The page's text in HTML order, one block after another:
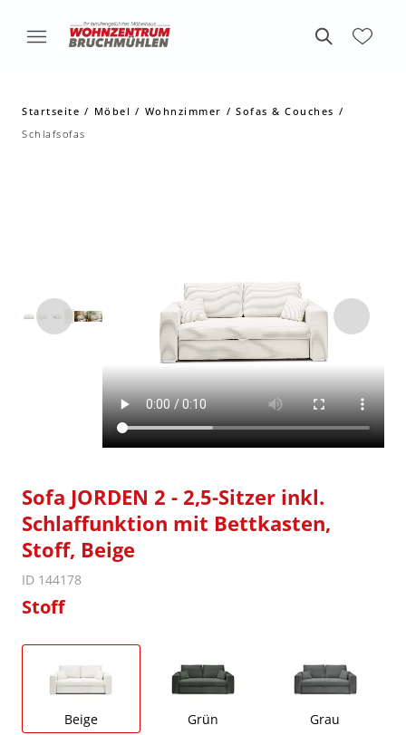
Startseite Möbel Wohnzimmer
Sofas & Couches
Schlafsofas
Sofa JORDEN 2 - 2,5-Sitzer inkl.
Schlaffunktion mit Bettkasten,
Stoff, Beige
ID 144178
Stoff
Beige Grün Grau